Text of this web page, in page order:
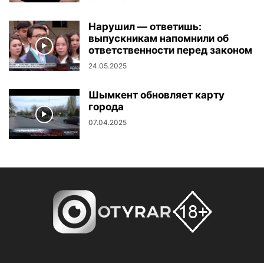
Нарушил — ответишь:
выпускникам напомнили об
ответственности перед законом
24.05.2025
Шымкент обновляет карту
города
07.04.2025